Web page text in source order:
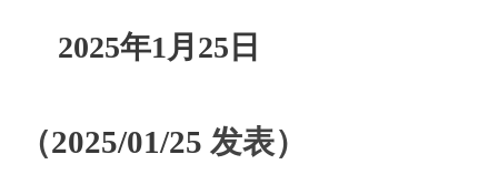
2025年1月25日
（2025/01/25 发表）